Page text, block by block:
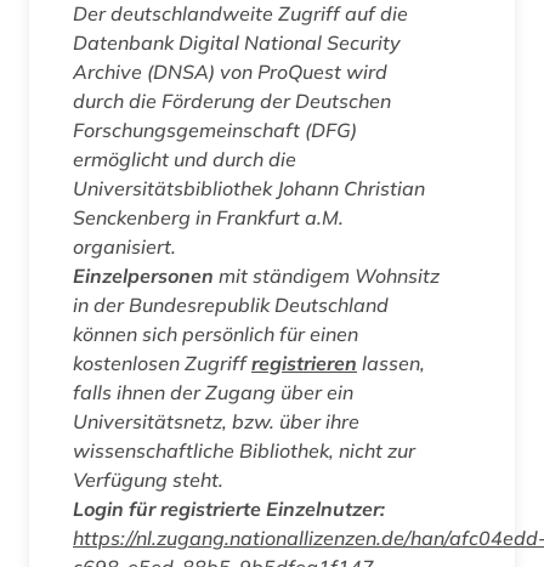
Der deutschlandweite Zugriff auf die
DatenbankDigital National Security
Archive (DNSA) von ProQuest wird
durch die Förderung der Deutschen
Forschungsgemeinschaft (DFG)
ermöglicht und durch die
Universitätsbibliothek Johann Christian
Senckenberg in Frankfurt a.M.
organisiert.
Einzelpersonen mit ständigem Wohnsitz
in der Bundesrepublik Deutschland
können sich persönlich für einen
kostenlosen Zugriffregistrieren lassen,
falls ihnen der Zugang über ein
Universitätsnetz, bzw. über ihre
wissenschaftliche Bibliothek, nicht zur
Verfügung steht.
Login für registrierte Einzelnutzer:
https://nl.zugang.nationallizenzen.de/han/